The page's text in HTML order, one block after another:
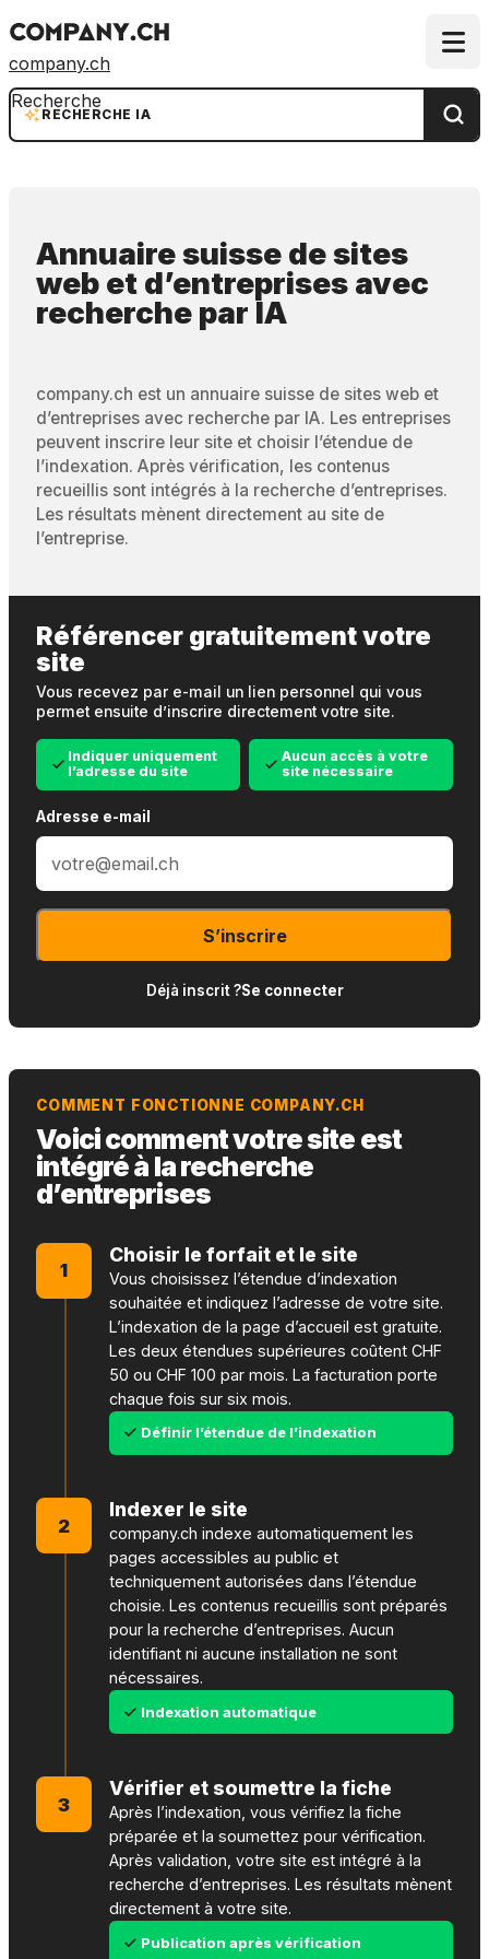
company.ch
RECHERCHE IA
Recherche
Annuaire suisse de sites
web et d’entreprises avec
recherche par IA
company.ch est un annuaire suisse de sites web et
d’entreprises avec recherche par IA. Les entreprises
peuvent inscrire leur site et choisir l’étendue de
l’indexation. Après vérification, les contenus
recueillis sont intégrés à la recherche d’entreprises.
Les résultats mènent directement au site de
l’entreprise.
Référencer gratuitement votre
site
Vous recevez par e-mail un lien personnel qui vous
permet ensuite d’inscrire directement votre site.
Indiquer uniquement
l’adresse du site
Aucun accès à votre
site nécessaire
Adresse e-mail
S’inscrire
Déjà inscrit ?Se connecter
COMMENT FONCTIONNE COMPANY.CH
Voici comment votre site est
intégré à la recherche
d’entreprises
1
Choisir le forfait et le site
Vous choisissez l’étendue d’indexation
souhaitée et indiquez l’adresse de votre site.
L’indexation de la page d’accueil est gratuite.
Les deux étendues supérieures coûtent CHF
50 ou CHF 100 par mois. La facturation porte
chaque fois sur six mois.
Définir l’étendue de l’indexation
2
Indexer le site
company.ch indexe automatiquement les
pages accessibles au public et
techniquement autorisées dans l’étendue
choisie. Les contenus recueillis sont préparés
pour la recherche d’entreprises. Aucun
identifiant ni aucune installation ne sont
nécessaires.
Indexation automatique
3
Vérifier et soumettre la fiche
Après l’indexation, vous vérifiez la fiche
préparée et la soumettez pour vérification.
Après validation, votre site est intégré à la
recherche d’entreprises. Les résultats mènent
directement à votre site.
Publication après vérification